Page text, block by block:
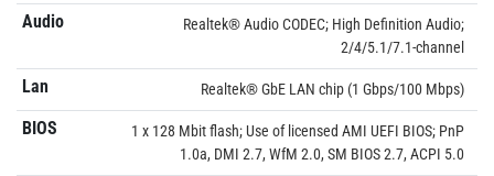
Audio
Realtek® Audio CODEC; High Definition Audio;
2/4/5.1/7.1-channel
Lan Realtek® GbE LAN chip (1 Gbps/100 Mbps)
BIOS
1 x 128 Mbit flash; Use of licensed AMI UEFI BIOS; PnP
1.0a, DMI 2.7, WfM 2.0, SM BIOS 2.7, ACPI 5.0